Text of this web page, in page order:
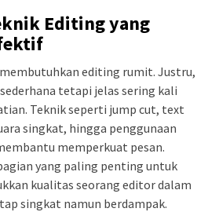
Editing yang
editing rumit. Justru,
tetapi jelas sering kali
Teknik seperti jump cut, text
singkat, hingga penggunaan
memperkuat pesan.
yang paling penting untuk
kualitas seorang editor dalam
singkat namun berdampak.